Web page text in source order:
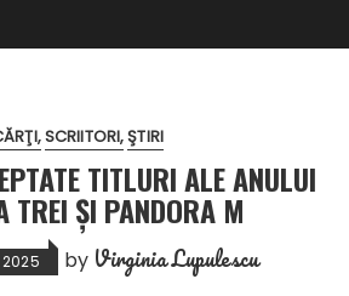
SCRIITORI ŞTIRI
TITLURI ALE ANULUI
ȘI PANDORA M
by Virginia Lupulescu